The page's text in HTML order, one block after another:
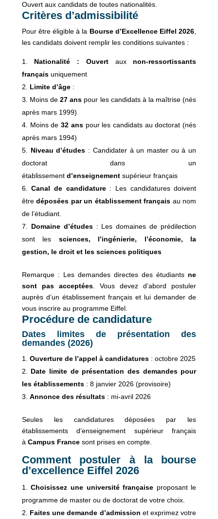
Ouvert aux candidats de toutes nationalités.
Critères d’admissibilité
Pour être éligible à la Bourse d’Excellence Eiffel 2026
les candidats doivent remplir les conditions suivantes :
Nationalité : Ouvertaux non-ressortissants
françaisuniquement
Limite d’âge:
Moins de27 ans pour les candidats à la maîtrise (nés
après mars 1999)
Moins de32 anspour les candidats au doctorat (nés
après mars 1994)
Niveau d’études : Candidater à un master ou à un
doctorat dans un
établissement d’enseignementsupérieur français
Canal de candidature: Les candidatures doivent
êtredéposées par un établissement français au nom
de l’étudiant.
Domaine d’études: Les domaines de prédilection
sont les sciences, l’ingénierie, l’économie, la
gestion, le droit et les sciences politiques
Remarque : Les demandes directes des étudiants ne
sont pas acceptées. Vous devez d’abord postuler
auprès d’un établissement français et lui demander de
vous inscrire au programme Eiffel.
Procédure de candidature
Dates limites de présentation des
demandes (2026)
Ouverture de l’appel à candidatures: octobre 2025
Date limite de présentation des demandes pour
les établissements: 8 janvier 2026 (provisoire)
Annonce des résultats: mi-avril 2026
Seules les candidatures déposées par les
établissements d’enseignement supérieur français
à Campus Francesont prises en compte.
Comment postuler à la bourse
d’excellence Eiffel 2026
Choisissez une université française proposant le
programme de master ou de doctorat de votre choix.
Faites une demande d’admission et exprimez votre